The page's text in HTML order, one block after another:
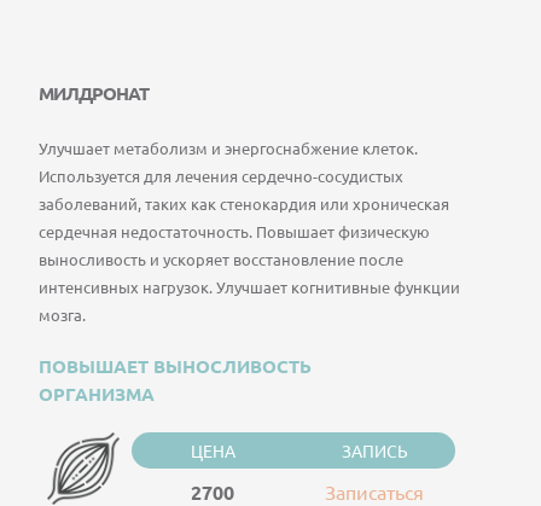
МИЛДРОНАТ
Улучшает метаболизм и энергоснабжение клеток.
Используется для лечения сердечно-сосудистых
заболеваний, таких как стенокардия или хроническая
сердечная недостаточность. Повышает физическую
выносливость и ускоряет восстановление после
интенсивных нагрузок. Улучшает когнитивные функции
мозга.
ПОВЫШАЕТ ВЫНОСЛИВОСТЬ
ОРГАНИЗМА
ЦЕНА ЗАПИСЬ
2700 Записаться